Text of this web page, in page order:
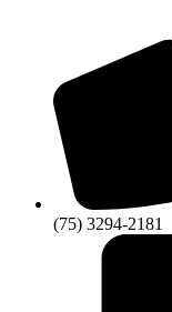
(75) 3294-2181